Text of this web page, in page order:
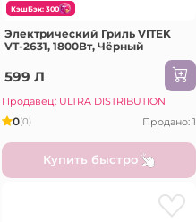
КэшБэк: 300
Электрический Гриль VITEK
VT-2631, 1800Вт, Чёрный
599 Л
Продавец: ULTRA DISTRIBUTION
0(0) Продано: 1
Купить быстро